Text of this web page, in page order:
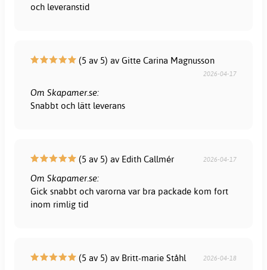
och leveranstid
(5 av 5) av Gitte Carina Magnusson
2026-04-17
Om Skapamer.se:
Snabbt och lätt leverans
(5 av 5) av Edith Callmér 2026-04-17
Om Skapamer.se:
Gick snabbt och varorna var bra packade kom fort
inom rimlig tid
(5 av 5) av Britt-marie Ståhl 2026-04-18